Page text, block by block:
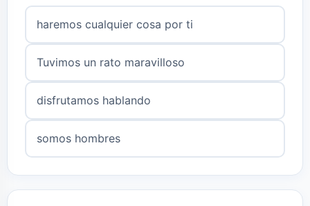
haremos cualquier cosa por ti
Tuvimos un rato maravilloso
disfrutamos hablando
somos hombres